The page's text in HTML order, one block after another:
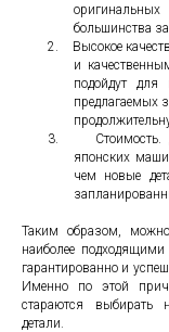
большинства
2.
Высокое
и
подойдут для
предлагаемых
3.
японских
чем новые
Таким образом,
наиболее
гарантированно и
Именно по этой
стараются выбирать
детали.